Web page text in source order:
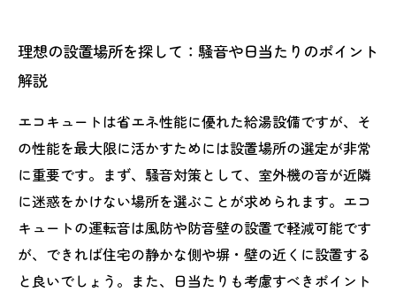
理想の設置場所を探して：騒音や日当たりのポイント
解説
エコキュートは省エネ性能に優れた給湯設備ですが、そ
の性能を最大限に活かすためには設置場所の選定が非常
に重要です。まず、騒音対策として、室外機の音が近隣
に迷惑をかけない場所を選ぶことが求められます。エコ
キュートの運転音は風防や防音壁の設置で軽減可能です
が、できれば住宅の静かな側や塀・壁の近くに設置する
と良いでしょう。また、日当たりも考慮すべきポイント